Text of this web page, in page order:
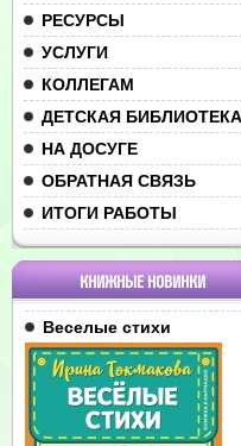
РЕСУРСЫ
УСЛУГИ
КОЛЛЕГАМ
ДЕТСКАЯ БИБЛИОТЕКА
НА ДОСУГЕ
ОБРАТНАЯ СВЯЗЬ
ИТОГИ РАБОТЫ
КНИЖНЫЕ НОВИНКИ
Веселые стихи